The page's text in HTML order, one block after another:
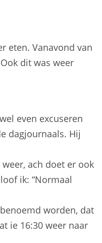
eten. Vanavond van
dit was weer
even excuseren
dagjournaals. Hij
ach doet er ook
ik: “Normaal
worden, dat
ie 16:30 weer naar